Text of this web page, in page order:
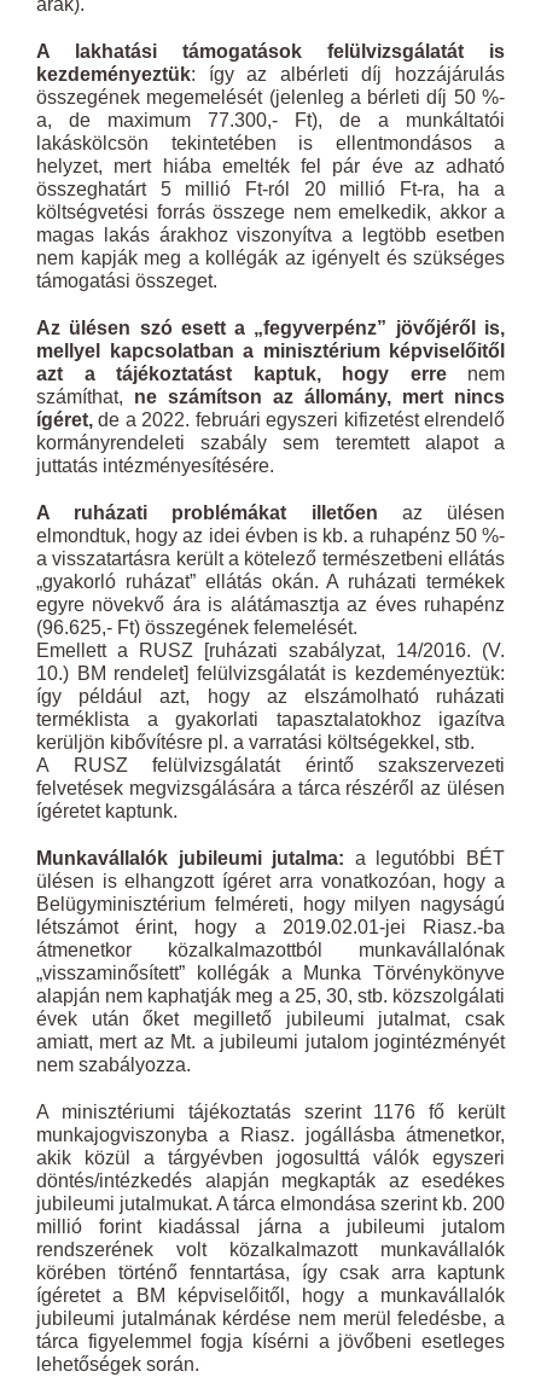
árak).
A lakhatási támogatások felülvizsgálatát is
kezdeményeztük: így az albérleti díj hozzájárulás
összegének megemelését (jelenleg a bérleti díj 50 %-
a, de maximum 77.300,- Ft), de a munkáltatói
lakáskölcsön tekintetében is ellentmondásos a
helyzet, mert hiába emelték fel pár éve az adható
összeghatárt 5 millió Ft-ról 20 millió Ft-ra, ha a
költségvetési forrás összege nem emelkedik, akkor a
magas lakás árakhoz viszonyítva a legtöbb esetben
nem kapják meg a kollégák az igényelt és szükséges
támogatási összeget.
Az ülésen szó esett a „fegyverpénz” jövőjéről is,
mellyel kapcsolatban a minisztérium képviselőitől
azt a tájékoztatást kaptuk, hogy errenem
számíthat, ne számítson az állomány, mert nincs
ígéret, de a 2022. februári egyszeri kifizetést elrendelő
kormányrendeleti szabály sem teremtett alapot a
juttatás intézményesítésére.
A ruházati problémákat illetően az ülésen
elmondtuk, hogy az idei évben is kb. a ruhapénz 50 %-
a visszatartásra került a kötelező természetbeni ellátás
„gyakorló ruházat” ellátás okán. A ruházati termékek
egyre növekvő ára is alátámasztja az éves ruhapénz
(96.625,- Ft) összegének felemelését.
Emellett a RUSZ [ruházati szabályzat, 14/2016. (V.
10.) BM rendelet] felülvizsgálatát is kezdeményeztük:
így például azt, hogy az elszámolható ruházati
terméklista a gyakorlati tapasztalatokhoz igazítva
kerüljön kibővítésre pl. a varratási költségekkel, stb.
A RUSZ felülvizsgálatát érintő szakszervezeti
felvetések megvizsgálására a tárca részéről az ülésen
ígéretet kaptunk.
Munkavállalók jubileumi jutalma: a legutóbbi BÉT
ülésen is elhangzott ígéret arra vonatkozóan, hogy a
Belügyminisztérium felméreti, hogy milyen nagyságú
létszámot érint, hogy a 2019.02.01-jei Riasz.-ba
átmenetkor közalkalmazottból munkavállalónak
„visszaminősített” kollégák a Munka Törvénykönyve
alapján nem kaphatják meg a 25, 30, stb. közszolgálati
évek után őket megillető jubileumi jutalmat, csak
amiatt, mert az Mt. a jubileumi jutalom jogintézményét
nem szabályozza.
A minisztériumi tájékoztatás szerint 1176 fő került
munkajogviszonyba a Riasz. jogállásba átmenetkor,
akik közül a tárgyévben jogosulttá válók egyszeri
döntés/intézkedés alapján megkapták az esedékes
jubileumi jutalmukat. A tárca elmondása szerint kb. 200
millió forint kiadással járna a jubileumi jutalom
rendszerének volt közalkalmazott munkavállalók
körében történő fenntartása, így csak arra kaptunk
ígéretet a BM képviselőitől, hogy a munkavállalók
jubileumi jutalmának kérdése nem merül feledésbe, a
tárca figyelemmel fogja kísérni a jövőbeni esetleges
lehetőségek során.